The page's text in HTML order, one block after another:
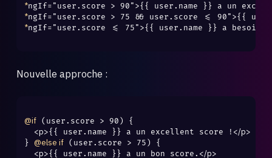
*
*
*ngIf="user.score <= 75">{{ user.name }} a besoin
Nouvelle approche :
@if (user.score > 90) {
<p>{{ user.name }} a un excellent score ! </p>
} @else if (user.score > 75) {
<p>{{ user.name }} a un bon score. </p>